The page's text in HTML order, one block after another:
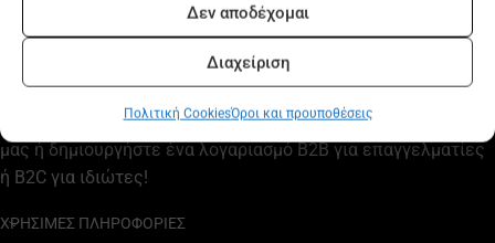
Επικοινωνήστε μαζί μας για να σας προτείνουμε λύσεις για
το χώρο σας ή τις ανάγκες του project σας.
Δείτε όλες τις προσφορές μας, εγγραφείτε στο Newsletter
μας ή δημιουργήστε ένα λογαριασμό B2B για επαγγελματίες
ή B2C για ιδιώτες!
ΧΡΗΣΙΜΕΣ ΠΛΗΡΟΦΟΡΙΕΣ